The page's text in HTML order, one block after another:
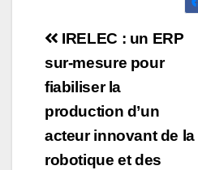
Navigation
de
l’article
IRELEC : un ERP
sur-mesure pour
fiabiliser la
production d’un
acteur innovant de la
robotique et des